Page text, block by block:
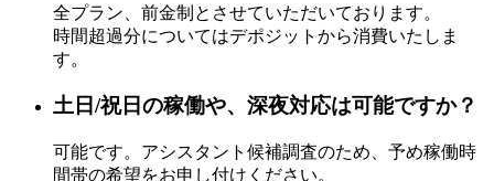
全プラン、前金制とさせていただいております。
時間超過分についてはデポジットから消費いたしま
す。
土日/祝日の稼働や、深夜対応は可能ですか？
可能です。アシスタント候補調査のため、予め稼働時
間帯の希望をお申し付けください。